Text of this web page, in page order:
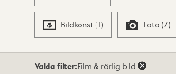
Bildkonst (1) Foto (7)
Valda filter:Film & rörlig bild